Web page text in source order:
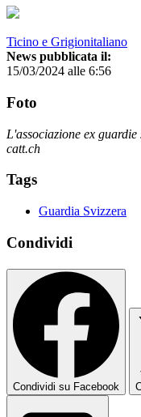
Ticino e Grigionitaliano
News pubblicata il:
15/03/2024 alle 6:56
Foto
L'associazione ex
catt.ch
Tags
Guardia Svizzera
Condividi
Condividi su Facebook